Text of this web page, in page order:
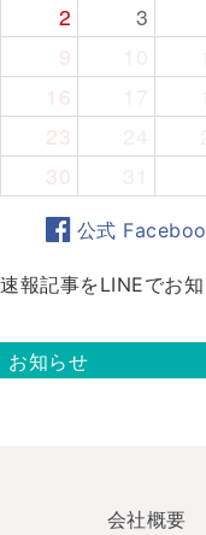
2
3
9
16
23
30
公式
速報記事をLINEでお
お知らせ
会社概要